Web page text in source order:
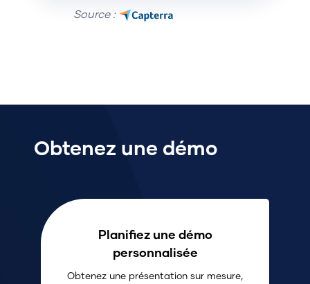
Source :
Obtenez une démo
Planifiez une démo
personnalisée
Obtenez une présentation sur mesure,